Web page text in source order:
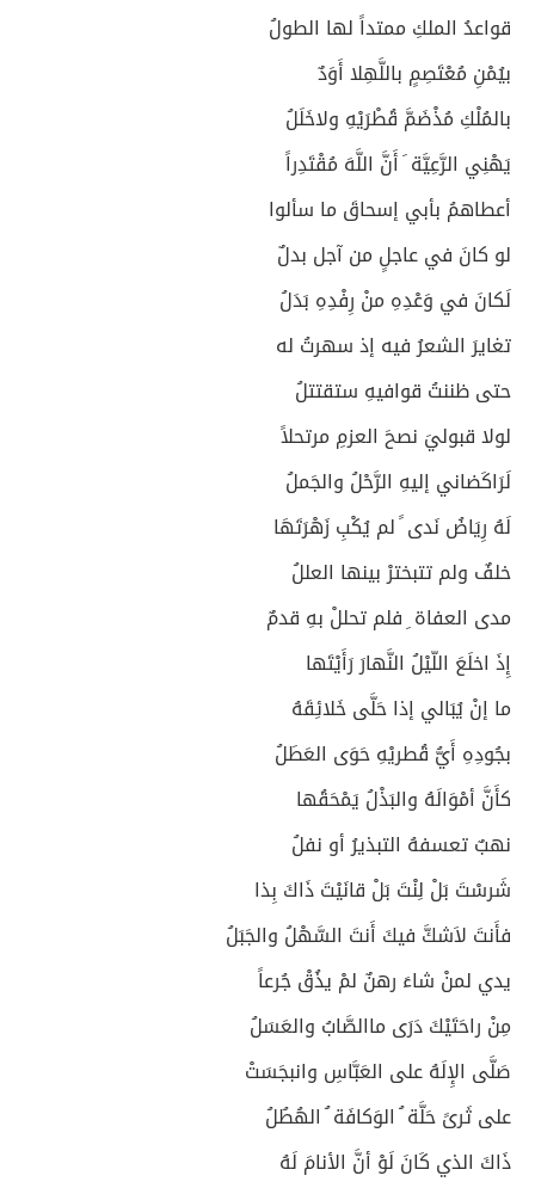
قواعدُ الملكِ ممتداً لها الطولُ
بيُمْنِ مُعْتَصِمٍ باللَّهِلا أَوَدٌ
بالمُلْكِ مُذْضَمَّ قُطْرَيْهِ ولاخَلَلُ
يَهْنِي الرَّعِيَّة َ أَنَّ اللَّهَ مُقْتَدِراً
أعطاهمُ بأبي إسحاقَ ما سألوا
لو كانَ في عاجلٍ من آجل بدلٌ
لَكانَ في وَعْدِهِ منْ رِفْدِهِ بَدَلُ
تغايرَ الشعرُ فيه إذ سهرتُ له
حتى ظننتُ قوافيهِ ستقتتلُ
لولا قبوليَ نصحَ العزمِ مرتحلاً
لَرَاكَضاني إليهِ الرَّحْلُ والجَملُ
لَهُ رِيَاضُ نَدى ً لم يُكْبِ زَهْرَتَهَا
خلفٌ ولم تتبخترْ بينها العللُ
مدى العفاة ِ فلم تحللْ بهِ قدمٌ
إِذَ اخلَعَ اللّيْلُ النَّهارَ رَأَيْتَها
ما إنْ يُبَالي إذا حَلَّى خَلائِقَهُ
بجُودِهِ أَيُّ قُطريْهِ حَوَى العَطَلُ
كأَنَّ أمْوَالَهُ والبَذْلُ يَمْحَقُها
نهبٌ تعسفهُ التبذيرُ أو نفلُ
شَرسْتَ بَلْ لِنْتَ بَلْ قانَيْتَ ذَاكَ بِذا
فأَنتَ لاَشكَّ فيكَ أَنتَ السَّهْلُ والجَبَلُ
يدي لمنْ شاءَ رهنٌ لمْ يذُقْ جُرعاً
مِنْ راحَتَيْكَ دَرَى ماالصَّابُ والعَسَلُ
صَلَّى الإِلَهُ على العَبَّاسِ وانبجَسَتْ
على ثَرىً حَلَّة ُ الوَكافَة ُ الهُطُلُ
ذَاكَ الذي كَانَ لَوْ أنَّ الأنامَ لَهُ